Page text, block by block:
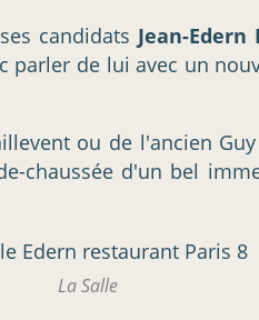
candidats Jean-Edern
de lui avec un
ou de l'ancien
chaussée d'un bel
La Salle